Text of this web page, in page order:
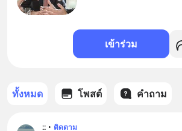
เข้าร่วม
ทั้งหมด โพสต์ คำถาม
:: • ติดตาม